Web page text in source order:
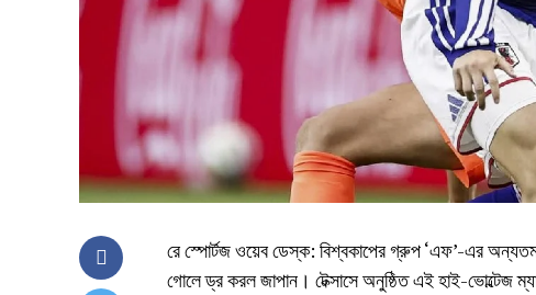
রে স্পোর্টজ ওয়েব ডেস্ক: বিশ্বকাপের গ্রুপ ‘এফ’-এর অন্যতম
গোলে ড্র করল জাপান। টেক্সাসে অনুষ্ঠিত এই হাই-ভোল্টেজ